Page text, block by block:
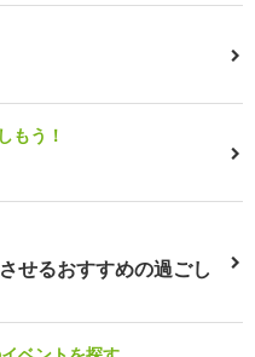
もう！
せるおすすめの過ごし